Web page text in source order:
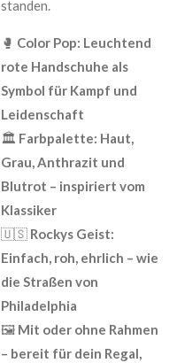
standen.
🥊 Color Pop: Leuchtend
rote Handschuhe als
Symbol für Kampf und
Leidenschaft
🏛️ Farbpalette: Haut,
Grau, Anthrazit und
Blutrot – inspiriert vom
Klassiker
🇺🇸 Rockys Geist:
Einfach, roh, ehrlich – wie
die Straßen von
Philadelphia
🖼️ Mit oder ohne Rahmen
– bereit für dein Regal,